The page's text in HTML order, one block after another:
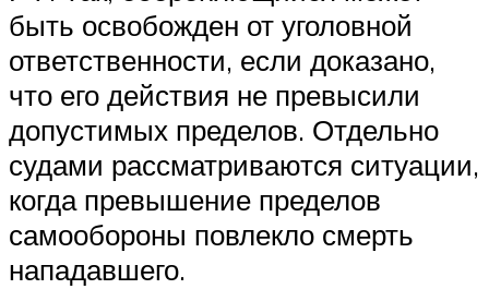
быть освобожден от уголовной
ответственности, если доказано,
что его действия не превысили
допустимых пределов. Отдельно
судами рассматриваются ситуации,
когда превышение пределов
самообороны повлекло смерть
нападавшего.